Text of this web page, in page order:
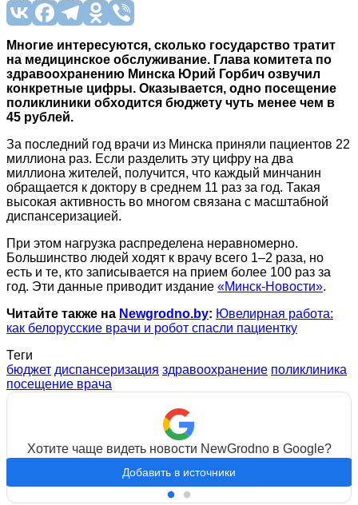
Многие интересуются, сколько государство тратит
на медицинское обслуживание. Глава комитета по
здравоохранению Минска Юрий Горбич озвучил
конкретные цифры. Оказывается, одно посещение
поликлиники обходится бюджету чуть менее чем в
45 рублей.
За последний год врачи из Минска приняли пациентов 22
миллиона раз. Если разделить эту цифру на два
миллиона жителей, получится, что каждый минчанин
обращается к доктору в среднем 11 раз за год. Такая
высокая активность во многом связана с масштабной
диспансеризацией.
При этом нагрузка распределена неравномерно.
Большинство людей ходят к врачу всего 1–2 раза, но
есть и те, кто записывается на прием более 100 раз за
год. Эти данные приводит издание «Минск-Новости».
Читайте также на Newgrodno.by: Ювелирная работа:
как белорусские врачи и робот спасли пациентку
Теги
бюджет диспансеризация здравоохранение поликлиника
посещение врача
Хотите чаще видеть новости NewGrodno в Google?
Добавить в источники